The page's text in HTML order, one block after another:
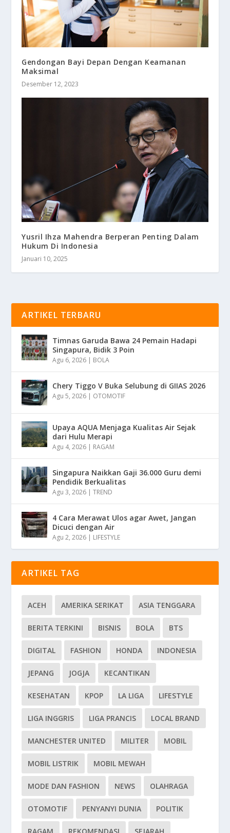
Gendongan Bayi Depan Dengan Keamanan
Maksimal
Desember 12, 2023
Yusril Ihza Mahendra Berperan Penting Dalam
Hukum Di Indonesia
Januari 10, 2025
ARTIKEL TERBARU
Timnas Garuda Bawa 24 Pemain Hadapi
Singapura, Bidik 3 Poin
Agu 6, 2026 | BOLA
Chery Tiggo V Buka Selubung di GIIAS 2026
Agu 5, 2026 | OTOMOTIF
Upaya AQUA Menjaga Kualitas Air Sejak
dari Hulu Merapi
Agu 4, 2026 | RAGAM
Singapura Naikkan Gaji 36.000 Guru demi
Pendidik Berkualitas
Agu 3, 2026 |TREND
4 Cara Merawat Ulos agar Awet, Jangan
Dicuci dengan Air
Agu 2, 2026 | LIFESTYLE
ARTIKEL TAG
ACEH AMERIKA SERIKAT ASIA TENGGARA
BERITA TERKINI BISNIS BOLA BTS
DIGITAL FASHION HONDA INDONESIA
JEPANG JOGJA KECANTIKAN
KESEHATAN KPOP LA LIGA LIFESTYLE
LIGA INGGRIS LIGA PRANCIS LOCAL BRAND
MANCHESTER UNITED MILITER MOBIL
MOBIL LISTRIK MOBIL MEWAH
MODE DAN FASHION NEWS OLAHRAGA
OTOMOTIF PENYANYI DUNIA POLITIK